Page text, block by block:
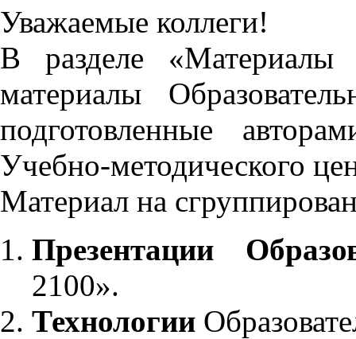
Уважаемые коллеги!
В разделе «Материалы
материалы
подготовленные
Учебно-методического
Материал на
Презентации
2100».
Технологии